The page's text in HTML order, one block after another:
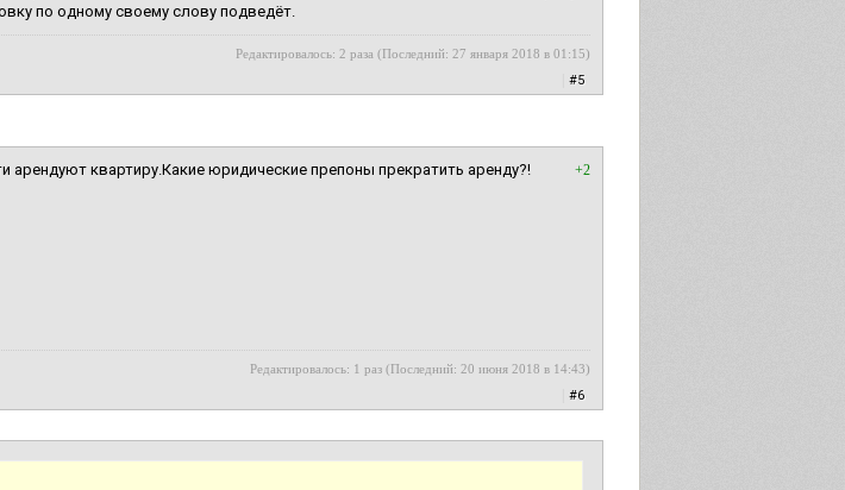
по одному своему слову подведёт.
Редактировалось: 2 раза (Последний: 27 января 2018 в 01:15)
#5
+2
арендуют квартиру.Какие юридические препоны прекратить аренду?!
Редактировалось: 1 раз (Последний: 20 июня 2018 в 14:43)
#6